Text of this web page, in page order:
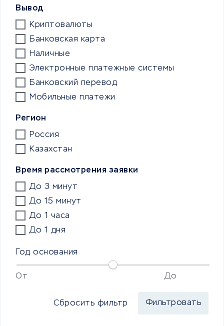
Вывод
Криптовалюты
Банковская карта
Наличные
Электронные платежные системы
Банковский перевод
Мобильные платежи
Регион
Россия
Казахстан
Время рассмотрения заявки
До 3 минут
До 15 минут
До 1 часа
До 1 дня
Год основания
От До
Сбросить фильтр